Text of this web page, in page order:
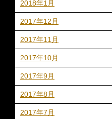
2018年1月
2017年12月
2017年11月
2017年10月
2017年9月
2017年8月
2017年7月